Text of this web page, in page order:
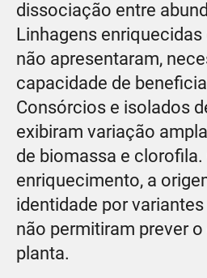
dissociação entre
Linhagens
não apresentaram,
capacidade de
Consórcios e isolados
exibiram variação
de biomassa e clorofila.
enriquecimento, a
identidade por
não permitiram prever
planta.